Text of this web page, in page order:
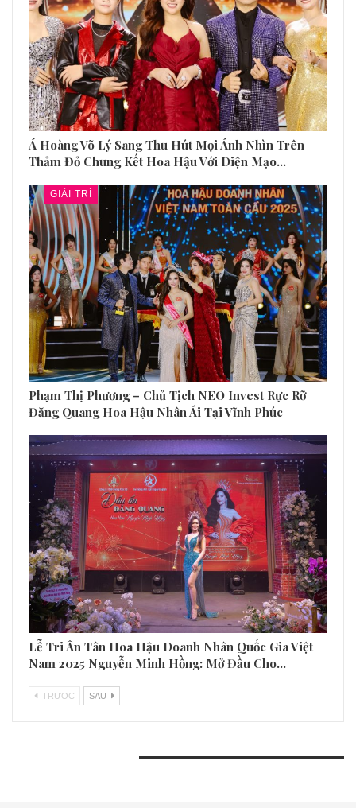
Á Hoàng Võ Lý Sang Thu Hút Mọi Ánh Nhìn Trên
Thảm Đỏ Chung Kết Hoa Hậu Với Diện Mạo…
GIẢI TRÍ
Phạm Thị Phương – Chủ Tịch NEO Invest Rực Rỡ
Đăng Quang Hoa Hậu Nhân Ái Tại Vĩnh Phúc
Lễ Tri Ân Tân Hoa Hậu Doanh Nhân Quốc Gia Việt
Nam 2025 Nguyễn Minh Hồng: Mở Đầu Cho…
TRƯƠC SAU